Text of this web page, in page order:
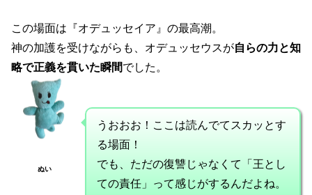
この場面は『オデュッセイア』の最高潮。
神の加護を受けながらも、オデュッセウスが自らの力と知
略で正義を貫いた瞬間でした。
ぬい
うおおお！ここは読んでてスカッとす
る場面！
でも、ただの復讐じゃなくて「王とし
ての責任」って感じがするんだよね。